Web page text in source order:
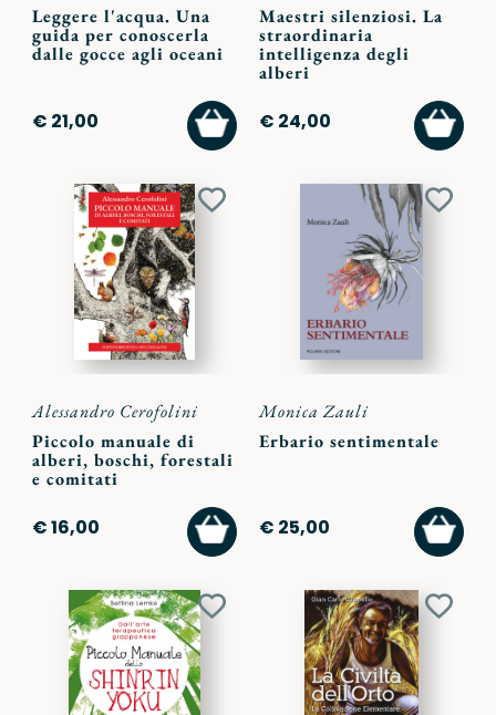
Leggere l'acqua. Una
guida per conoscerla
dalle gocce agli oceani
€ 21,00
AGGIUNGI
AL
CARRELLO
Maestri silenziosi. La
straordinaria
intelligenza degli
alberi
€ 24,00
AL
Aggiungi
Alessandro Cerofolini
Piccolo manuale di
alberi, boschi, forestali
e comitati
€ 16,00
AGGIUNGI
AL
CARRELLO
Monica Zauli
Erbario sentimentale
€ 25,00
AL
Aggiungi